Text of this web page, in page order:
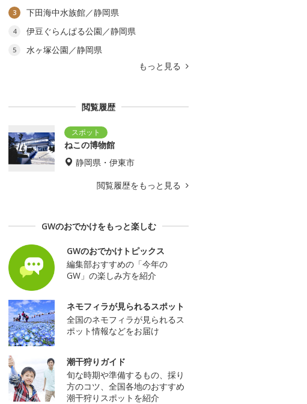
3 下田海中水族館／静岡県
4 伊豆ぐらんぱる公園／静岡県
5
水ヶ塚公園／静岡県
もっと見る
閲覧履歴
ねこの博物館
静岡県・伊東市
閲覧履歴をもっと見る
GWのおでかけをもっと楽しむ
GWのおでかけトピックス
編集部おすすめの「今年の
GW」の楽しみ方を紹介
ネモフィラが見られるスポット
全国のネモフィラが見られるス
ポット情報などをお届け
潮干狩りガイド
旬な時期や準備するもの、採り
方のコツ、全国各地のおすすめ
潮干狩りスポットを紹介